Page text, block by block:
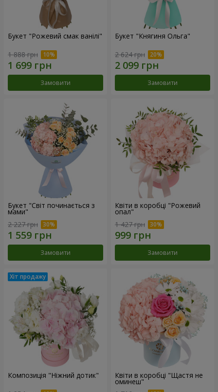
Букет "Рожевий смак ванілі"
1 888 грн
Замовити
Букет "Княгиня Ольга"
2 624 грн
Замовити
Букет "Світ починається з
мами"
2 227 грн
Замовити
Квіти в коробці "Рожевий
опал"
1 427 грн
Замовити
Композиція "Ніжний дотик" Квіти в коробці "Щастя не
оминеш"